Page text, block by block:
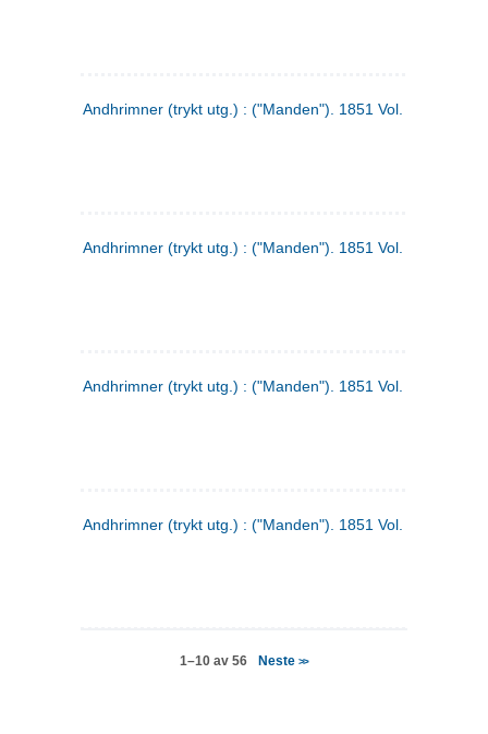
Andhrimner (trykt utg.) : ("Manden"). 1851 Vol. 1 Nr. 3
Andhrimner (trykt utg.) : ("Manden"). 1851 Vol. 2 Nr. 4
Andhrimner (trykt utg.) : ("Manden"). 1851 Vol. 2 Nr. 6
Andhrimner (trykt utg.) : ("Manden"). 1851 Vol. 1 Nr. 6
1–10 av 56 Neste>>